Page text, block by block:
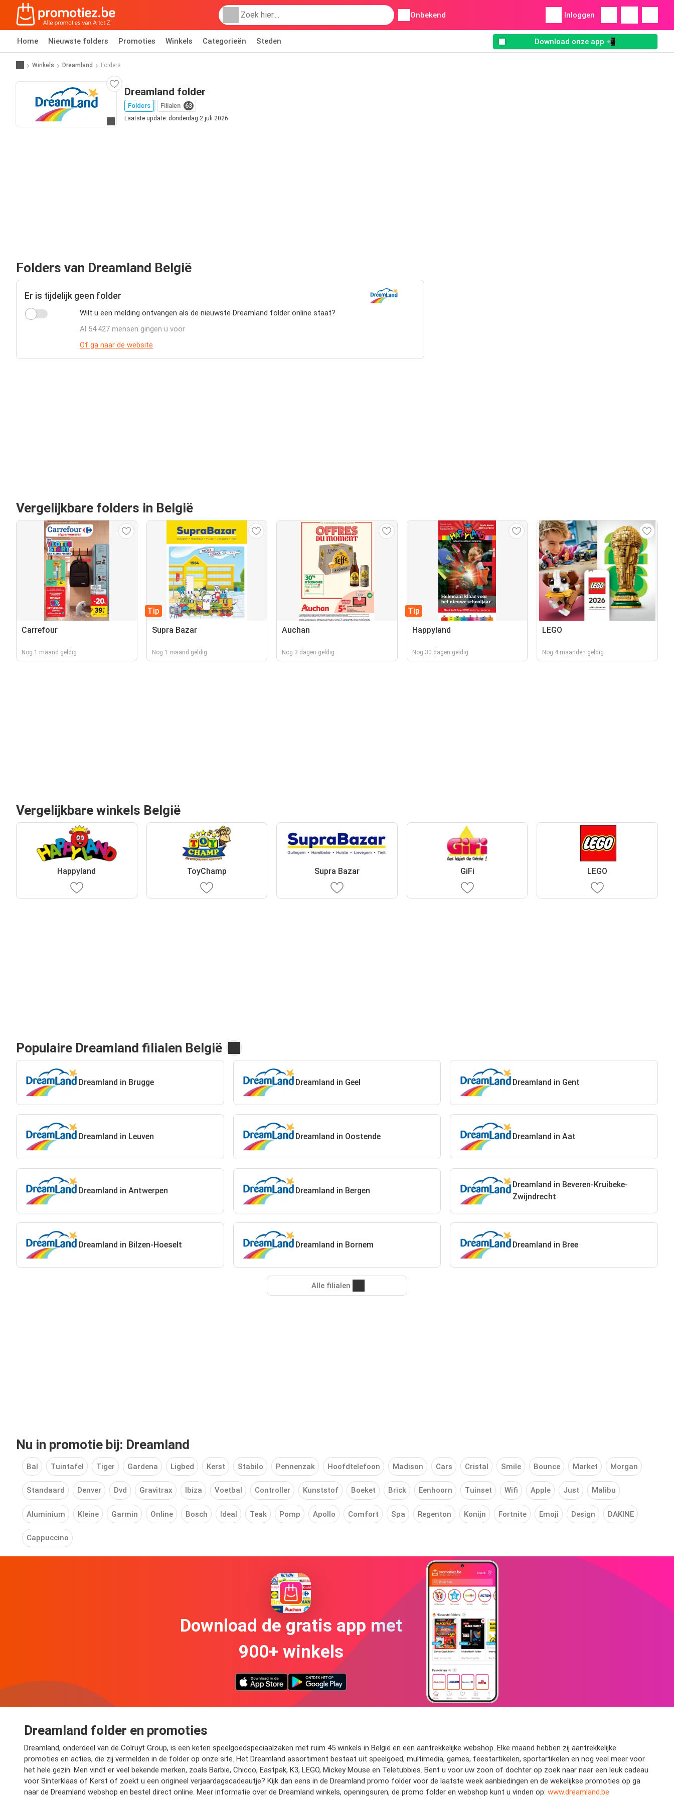
Onbekend Inloggen
Home Nieuwste folders Promoties Winkels Categorieën Steden Download onze app 📲
Winkels Dreamland Folders
Ga naar website
Dreamland folder
Folders Filialen 63
Laatste update: donderdag 2 juli 2026
Folders van Dreamland België
Er is tijdelijk geen folder
Wilt u een melding ontvangen als de nieuwste Dreamland folder online staat?
Al 54.427 mensen gingen u voor
Of ga naar de website
Vergelijkbare folders in België
Carrefour
Nog 1 maand geldig
Tip
Supra Bazar
Nog 1 maand geldig
Auchan
Nog 3 dagen geldig
Tip
Happyland
Nog 30 dagen geldig
LEGO
Nog 4 maanden geldig
Vergelijkbare winkels België
Happyland ToyChamp Supra Bazar GiFi LEGO
Populaire Dreamland filialen België
Dreamland in Brugge Dreamland in Geel Dreamland in Gent
Dreamland in Leuven Dreamland in Oostende Dreamland in Aat
Dreamland in Antwerpen Dreamland in Bergen
Dreamland in Beveren-Kruibeke-
Zwijndrecht
Dreamland in Bilzen-Hoeselt Dreamland in Bornem Dreamland in Bree
Alle filialen
Nu in promotie bij: Dreamland
Bal Tuintafel Tiger Gardena Ligbed Kerst Stabilo Pennenzak Hoofdtelefoon Madison Cars Cristal Smile Bounce Market Morgan
Standaard Denver Dvd Gravitrax Ibiza Voetbal Controller Kunststof Boeket Brick Eenhoorn Tuinset Wifi Apple Just Malibu
Aluminium Kleine Garmin Online Bosch Ideal Teak Pomp Apollo Comfort Spa Regenton Konijn Fortnite Emoji Design DAKINE
Cappuccino
Download de gratis app met
900+ winkels
Dreamland folder en promoties
Dreamland, onderdeel van de Colruyt Group, is een keten speelgoedspeciaalzaken met ruim 45 winkels in België en een aantrekkelijke webshop. Elke maand hebben zij aantrekkelijke
promoties en acties, die zij vermelden in de folder op onze site. Het Dreamland assortiment bestaat uit speelgoed, multimedia, games, feestartikelen, sportartikelen en nog veel meer voor
het hele gezin. Men vindt er veel bekende merken, zoals Barbie, Chicco, Eastpak, K3, LEGO, Mickey Mouse en Teletubbies. Bent u voor uw zoon of dochter op zoek naar naar een leuk cadeau
voor Sinterklaas of Kerst of zoekt u een origineel verjaardagscadeautje? Kijk dan eens in de Dreamland promo folder voor de laatste week aanbiedingen en de wekelijkse promoties op ga
naar de Dreamland webshop en bestel direct online. Meer informatie over de Dreamland winkels, openingsuren, de promo folder en webshop kunt u vinden op: www.dreamland.be